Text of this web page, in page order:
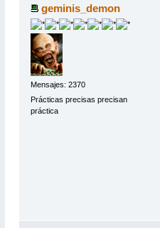
geminis_demon
Mensajes: 2370
Prácticas precisas precisan
práctica